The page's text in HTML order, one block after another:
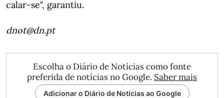
calar-se", garantiu.
dnot@dn.pt
Escolha o Diário de Notícias como fonte
preferida de notícias no Google. Saber mais
Adicionar o Diário de Notícias ao Google